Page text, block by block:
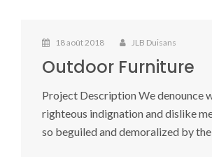
18 août 2018 JLB Duisans
Outdoor Furniture
Project Description We denounce
righteous indignation and dislike
so beguiled and demoralized by